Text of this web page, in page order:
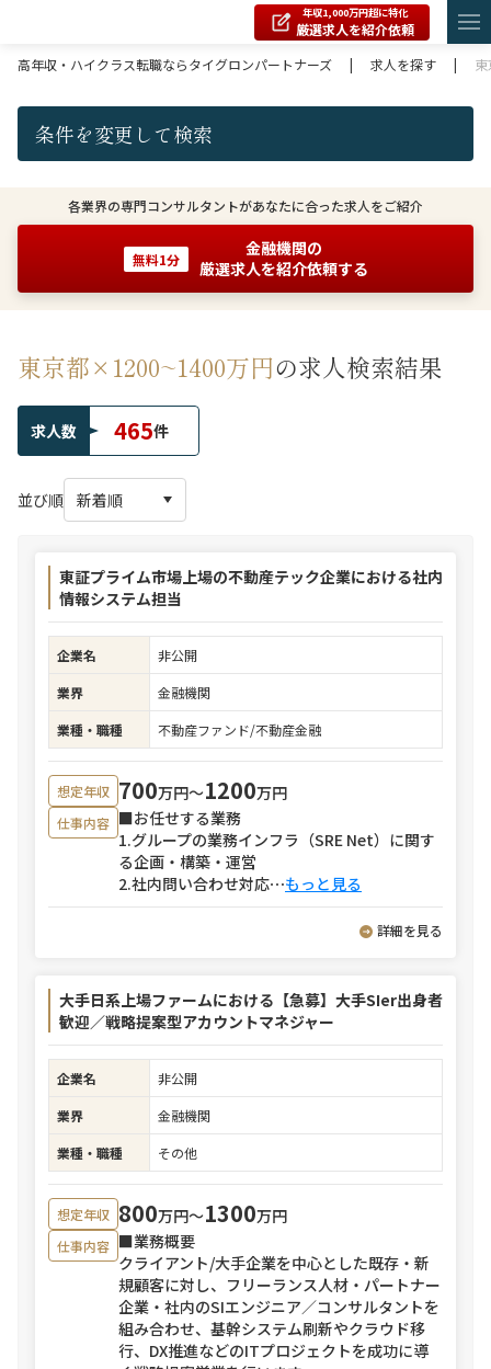
年収1,000万円超に特化
厳選求人を紹介依頼
高年収・ハイクラス転職ならタイグロンパートナーズ
| 求人を探す |
条件を変更して検索
各業界の専門コンサルタントがあなたに合った求人をご紹介
無料1分
金融機関の
厳選求人を紹介依頼する
東京都×1200~1400万円の求人検索結果
求人数 465件
並び順
東証プライム市場上場の不動産テック企業における社内
情報システム担当
企業名
非公開
業界
金融機関
業種・職種
不動産ファンド/不動産金融
想定年収 700万円〜1200万円
仕事内容 ■お任せする業務
1.グループの業務インフラ（SRE Net）に関す
る企画・構築・運営
2.社内問い合わせ対応⋯もっと見る
詳細を見る
大手日系上場ファームにおける【急募】大手SIer出身者
歓迎／戦略提案型アカウントマネジャー
企業名
非公開
業界
金融機関
業種・職種
その他
想定年収 800万円〜1300万円
仕事内容 ■業務概要
クライアント/大手企業を中心とした既存・新
規顧客に対し、フリーランス人材・パートナー
企業・社内のSIエンジニア／コンサルタントを
組み合わせ、基幹システム刷新やクラウド移
行、DX推進などのITプロジェクトを成功に導